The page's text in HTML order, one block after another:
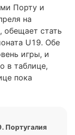
Порту и
на
стать
U19. Обе
игры, и
в таблице,
пока
Португалия